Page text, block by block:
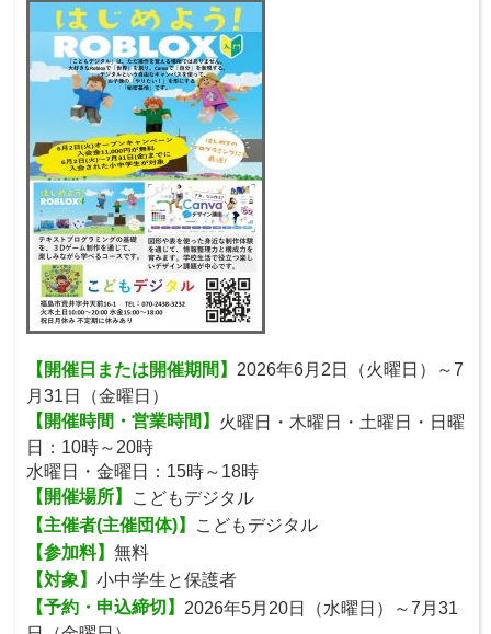
【開催日または開催期間】 2026年6月2日（火曜日）～7
月31日（金曜日）
【開催時間・営業時間】 火曜日・木曜日・土曜日・日曜
日：10時～20時
水曜日・金曜日：15時～18時
【開催場所】
こどもデジタル
【主催者(主催団体)】
こどもデジタル
【参加料】無料
【対象】小中学生と保護者
【予約・申込締切】 2026年5月20日（水曜日）～7月31